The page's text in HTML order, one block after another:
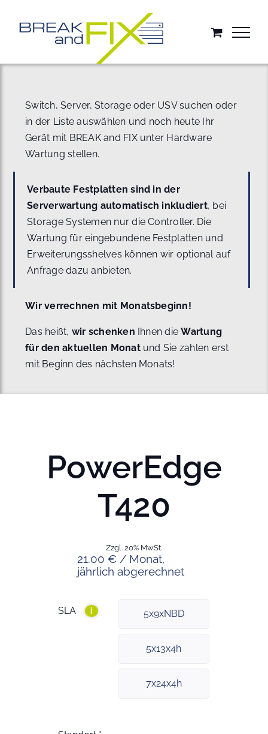
springen
Switch, Server, Storage oder USV suchen oder
in der Liste auswählen und noch heute Ihr
Gerät mit BREAK and FIX unter Hardware
Wartung stellen.
Verbaute Festplatten sind in der
Serverwartung automatisch inkludiert, bei
Storage Systemen nur die Controller. Die
Wartung für eingebundene Festplatten und
Erweiterungsshelves können wir optional auf
Anfrage dazu anbieten.
Wir verrechnen mit Monatsbeginn!
Das heißt, wir schenken Ihnen dieWartung
für den aktuellen Monat und Sie zahlen erst
mit Beginn des nächsten Monats!
PowerEdge
T420
21.00 € / Monat,
jährlich abgerechnet
Zzgl. 20% MwSt.
SLA i 5x9xNBD
5x13x4h
7x24x4h